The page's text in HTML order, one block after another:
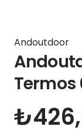
Andoutdoor
Termos
₺